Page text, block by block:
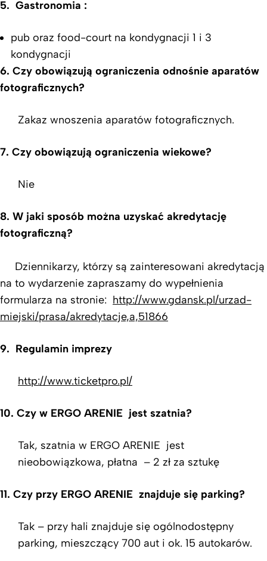
5. Gastronomia :
pub oraz food-court na kondygnacji 1 i 3
kondygnacji
6. Czy obowiązują ograniczenia odnośnie aparatów
fotograficznych?
Zakaz wnoszenia aparatów fotograficznych.
7. Czy obowiązują ograniczenia wiekowe?
Nie
8. W jaki sposób można uzyskać akredytację
fotograficzną?
Dziennikarzy, którzy są zainteresowani akredytacją
na to wydarzenie zapraszamy do wypełnienia
formularza na stronie: http://www.gdansk.pl/urzad-
miejski/prasa/akredytacje,a,51866
9. Regulamin imprezy
http://www.ticketpro.pl/
10. Czy w ERGO ARENIE jest szatnia?
Tak, szatnia w ERGO ARENIE jest
nieobowiązkowa, płatna – 2 zł za sztukę
11. Czy przy ERGO ARENIE znajduje się parking?
Tak – przy hali znajduje się ogólnodostępny
parking, mieszczący 700 aut i ok. 15 autokarów.